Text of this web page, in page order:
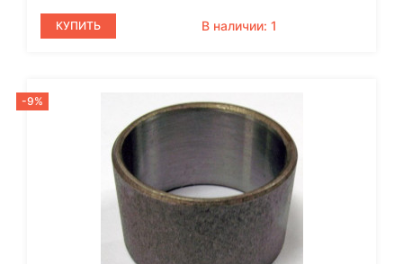
КУПИТЬ В наличии: 1
-9%